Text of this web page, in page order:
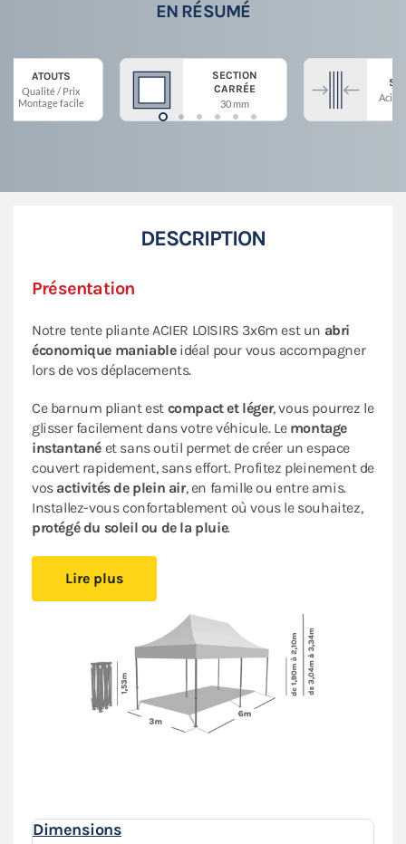
EN RÉSUMÉ
ATOUTS
Qualité / Prix
Montage facile
SECTION
CARRÉE
30 mm
Acier
DESCRIPTION
Présentation
Notre tente pliante ACIER LOISIRS 3x6m est un abri
économique maniableidéal pour vous accompagner
lors de vos déplacements.
Ce barnum pliant est compact et léger, vous pourrez le
glisser facilement dans votre véhicule. Le montage
instantané et sans outil permet de créer un espace
couvert rapidement, sans effort. Profitez pleinement de
vos activités de plein air, en famille ou entre amis.
Installez-vous confortablement où vous le souhaitez,
protégé du soleil ou de la pluie.
armature en acier avec peinture anti-corrosion
assurentfiabilité et durabilité
Cette tente ACIER LOISIRS bénéficie d’un
excellent
rapport qualité/prix
: c’est un abri pliant de bonne
facture très pratique à unprix abordable
Lire plus
Dimensions